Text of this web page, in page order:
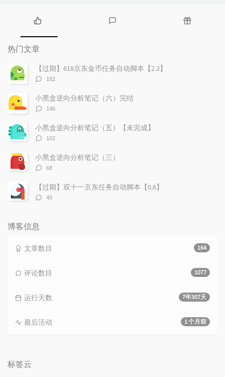
热
门
文
章
论
热门文章
【过期】618京东金币任务自动脚本【2.3】
评
数：
182
小黑盒逆向分析笔记（六）完结
评
数：
146
小黑盒逆向分析笔记（五）【未完成】
评
数：
102
小黑盒逆向分析笔记（三）
评
数：
68
【过期】双十一京东任务自动脚本【0.6】
评
45
博客信息
164
文章数目
1077
评论数目
7年307天
运行天数
1 个月前
最后活动
标签云